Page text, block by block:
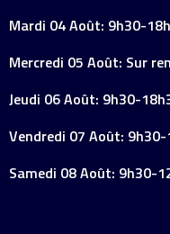
Mardi 04 Août: 9h30-
Mercredi 05 Août: Sur
Jeudi 06 Août: 9h30-
Vendredi 07 Août:
Samedi 08 Août: 9h30-